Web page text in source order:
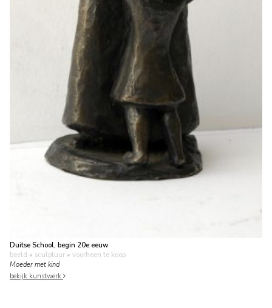
Duitse School, begin 20e eeuw
beeld • sculptuur • voorheen te koop
Moeder met kind
bekijk kunstwerk